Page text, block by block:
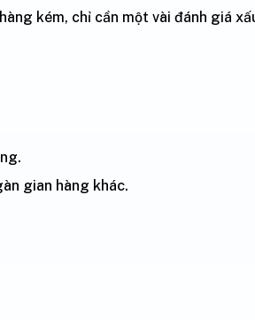
kém, chỉ cần một vài đánh giá
gian hàng khác.